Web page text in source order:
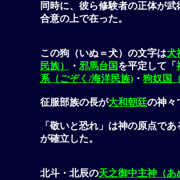
同時に、彼ら修験者の正体が武
合意の上で在った。
この狗（いぬ＝犬）の文字は犬
民族）
・ 邪馬台国を平定して「
系（ごぞく/海洋民族) ・ 狗奴国
征服部族の長が大和朝廷の神々
「敬いと恐れ」は神の原点であ
が確立した。
北斗・北辰の天之御中主神（